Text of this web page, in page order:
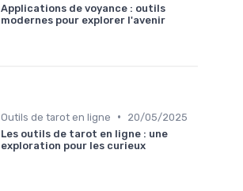
Applications de voyance : outils
modernes pour explorer l'avenir
Outils de tarot en ligne •
20/05/2025
Les outils de tarot en ligne : une
exploration pour les curieux